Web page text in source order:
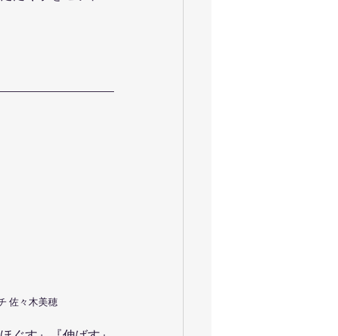
佐々木美穂